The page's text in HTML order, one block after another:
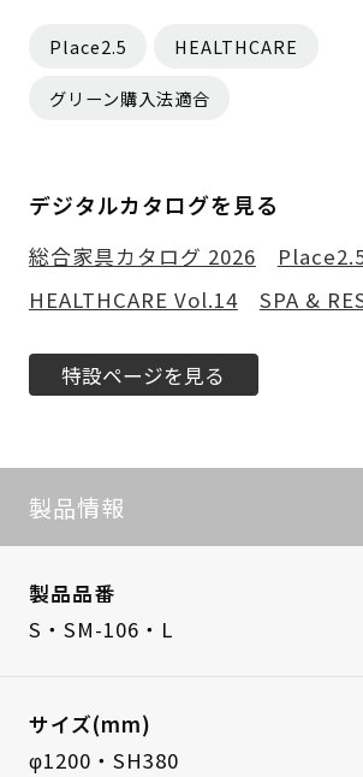
Place2.5 HEALTHCARE
グリーン購入法適合
デジタルカタログを見る
総合家具カタログ 2026
HEALTHCARE Vol.14
SPA &
特設ページを見る
製品情報
製品品番
S・SM-106・L
サイズ(mm)
φ1200・SH380